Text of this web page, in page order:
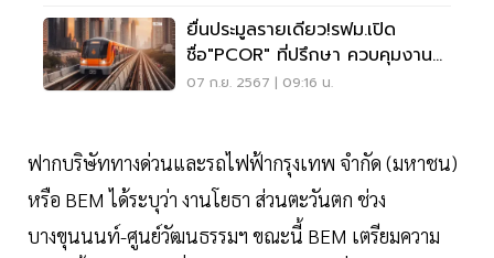
ยื่นประมูลรายเดียว!รฟม.เปิด
ชื่อ"PCOR" ที่ปรึกษา ควบคุมงาน
รถไฟฟ้าสายสีส้ม
07 ก.ย. 2567 | 09:16 น.
ฟากบริษัททางด่วนและรถไฟฟ้ากรุงเทพ จำกัด (มหาชน)
หรือ BEM ได้ระบุว่า งานโยธา ส่วนตะวันตก ช่วง
บางขุนนนท์-ศูนย์วัฒนธรรมฯ ขณะนี้ BEM เตรียมความ